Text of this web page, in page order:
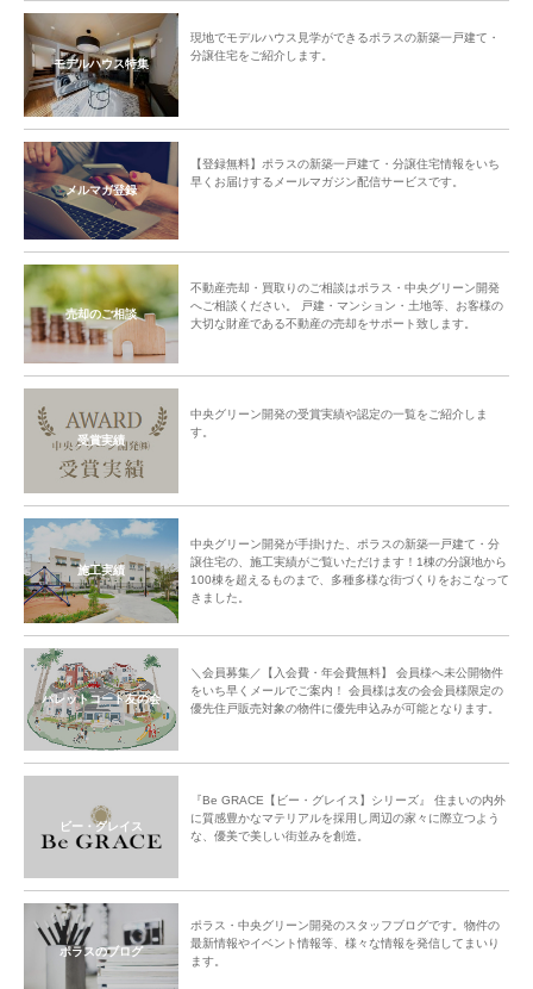
モデルハウス特集
現地でモデルハウス見学ができるポラスの新築一戸建て・
分譲住宅をご紹介します。
メルマガ登録
【登録無料】ポラスの新築一戸建て・分譲住宅情報をいち
早くお届けするメールマガジン配信サービスです。
売却のご相談
不動産売却・買取りのご相談はポラス・中央グリーン開発
へご相談ください。 戸建・マンション・土地等、お客様の
大切な財産である不動産の売却をサポート致します。
受賞実績
中央グリーン開発の受賞実績や認定の一覧をご紹介しま
す。
施工実績
中央グリーン開発が手掛けた、ポラスの新築一戸建て・分
譲住宅の、施工実績がご覧いただけます！1棟の分譲地から
100棟を超えるものまで、多種多様な街づくりをおこなって
きました。
パレットコート友の会
＼会員募集／【入会費・年会費無料】 会員様へ未公開物件
をいち早くメールでご案内！ 会員様は友の会会員様限定の
優先住戸販売対象の物件に優先申込みが可能となります。
ビー・グレイス
『Be GRACE【ビー・グレイス】シリーズ』 住まいの内外
に質感豊かなマテリアルを採用し周辺の家々に際立つよう
な、優美で美しい街並みを創造。
ポラスのブログ
ポラス・中央グリーン開発のスタッフブログです。物件の
最新情報やイベント情報等、様々な情報を発信してまいり
ます。